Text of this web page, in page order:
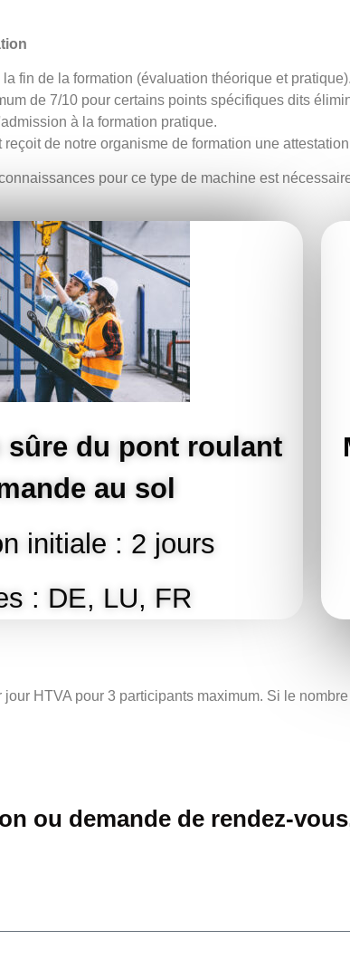
fin de la formation (évaluation théorique et
de 7/10 pour certains points spécifiques dits
à la formation pratique.
de notre organisme de formation une
pour ce type de machine est
sûre du pont roulant
au sol
initiale : 2 jours
: DE, LU, FR
jour HTVA pour 3 participants maximum. Si le
ou demande de rendez-